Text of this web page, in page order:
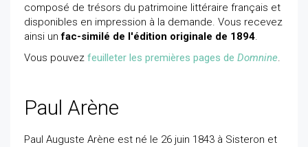
composé de trésors du patrimoine littéraire français et
disponibles en impression à la demande. Vous recevez
ainsi unfac-similé de l'édition originale de 1894.
Vous pouvez feuilleter les premières pages de Domnine.
Paul Arène
Paul Auguste Arène est né le 26 juin 1843 à Sisteron et